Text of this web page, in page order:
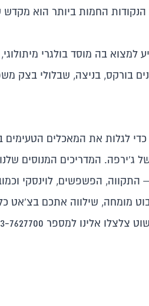
החמות ביותר הוא מקדש
למצוא בה מוסד בולגרי
בורקס, בניצה, שבלולי בצק
לגלות את המאכלים הטעימים
ג'ירפה. המדריכים המנוסים
הפשפשים, לוינסקי
מומחה, שילווה אתכם בצ'אט
053-7627700 ונשמח לעזור.